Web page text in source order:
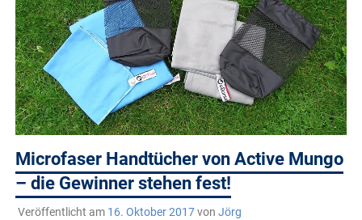
Microfaser Handtücher von Active Mungo
– die Gewinner stehen fest!
Veröffentlicht am 16. Oktober 2017von Jörg